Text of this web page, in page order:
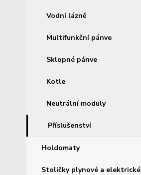
Vodní lázně
Multifunkční pánve
Sklopné pánve
Kotle
Neutrální moduly
Příslušenství
Holdomaty
Stoličky plynové a elektrické